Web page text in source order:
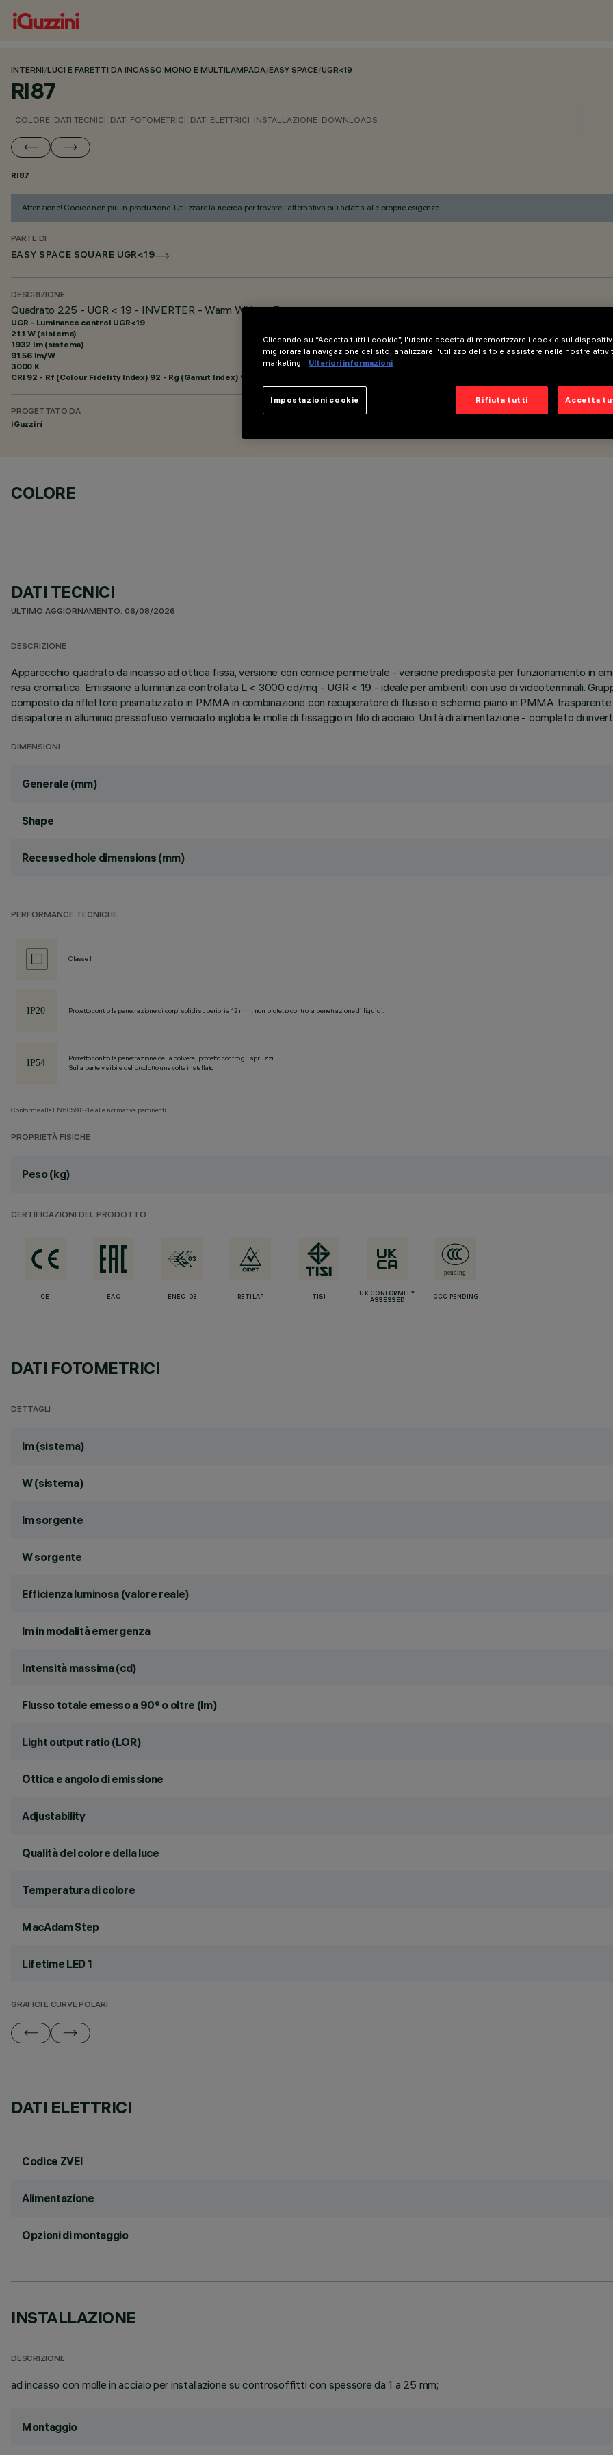
INTERNI/LUCI E FARETTI DA INCASSO MONO E MULTILAMPADA/EASY SPACE/UGR<19
RI87
COLORE DATI TECNICI DATI FOTOMETRICI DATI ELETTRICI INSTALLAZIONE DOWNLOADS
RI87
Attenzione! Codice non più in produzione. Utilizzare la ricerca per trovare l'alternativa più adatta alle proprie esigenze.
PARTE DI
EASY SPACE SQUARE UGR<19
DESCRIZIONE
Quadrato 225 - UGR < 19 - INVERTER - Warm White - Emergenza
UGR - Luminance control UGR<19
21.1 W (sistema)
1932 lm (sistema)
91.56 lm/W
3000 K
CRI 92 - Rf (Colour Fidelity Index) 92 - Rg (Gamut Index) 99
PROGETTATO DA
iGuzzini
COLORE
DATI TECNICI
ULTIMO AGGIORNAMENTO: 06/08/2026
DESCRIZIONE
Apparecchio quadrato da incasso ad ottica fissa, versione con cornice perimetrale - versione predisposta per funzionamento in
resa cromatica. Emissione a luminanza controllata L < 3000 cd/mq - UGR < 19 - ideale per ambienti con uso di videoterminali.
composto da riflettore prismatizzato in PMMA in combinazione con recuperatore di flusso e schermo piano in PMMA
dissipatore in alluminio pressofuso verniciato ingloba le molle di fissaggio in filo di acciaio. Unità di alimentazione - completo di
DIMENSIONI
Generale (mm)
Shape
Recessed hole dimensions (mm)
PERFORMANCE TECNICHE
Classe II
Protetto contro la penetrazione di corpi solidi superiori a 12 mm, non protetto contro la penetrazione di liquidi.
Protetto contro la penetrazione della polvere, protetto contro gli spruzzi.
Sulla parte visibile del prodotto una volta installato
Conforme alla EN60598-1 e alle normative pertinenti.
PROPRIETÀ FISICHE
Peso (kg)
CERTIFICAZIONI DEL PRODOTTO
CE EAC ENEC-03 RETILAP TISI
UK CONFORMITY
ASSESSED
CCC PENDING
DATI FOTOMETRICI
DETTAGLI
lm (sistema)
W (sistema)
lm sorgente
W sorgente
Efficienza luminosa (valore reale)
lm in modalità emergenza
Intensità massima (cd)
Flusso totale emesso a 90° o oltre (lm)
Light output ratio (LOR)
Ottica e angolo di emissione
Adjustability
Qualità del colore della luce
Temperatura di colore
MacAdam Step
Lifetime LED 1
GRAFICI E CURVE POLARI
DATI ELETTRICI
Codice ZVEI
Alimentazione
Opzioni di montaggio
INSTALLAZIONE
DESCRIZIONE
ad incasso con molle in acciaio per installazione su controsoffitti con spessore da 1 a 25 mm;
Montaggio
Cliccando su “Accetta tutti i cookie”, l'utente accetta di memorizzare i cookie sul
migliorare la navigazione del sito, analizzare l'utilizzo del sito e assistere nelle nostre
marketing.
Ulteriori informazioni
Rifiuta tutti Accetta
Impostazioni cookie